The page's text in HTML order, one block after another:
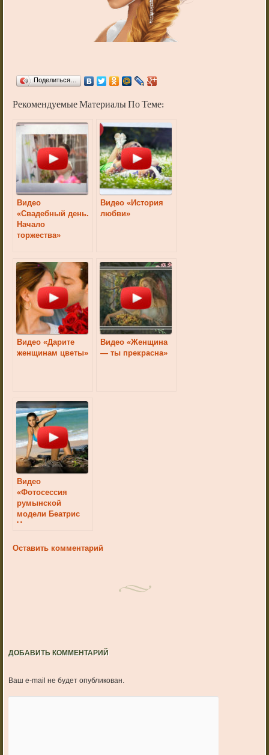
Поделиться…
Рекомендуемые Материалы По Теме:
Видео
«Свадебный день.
Начало
торжества»
Видео «История
любви»
Видео «Дарите
женщинам цветы»
Видео «Женщина
— ты прекрасна»
Видео
«Фотосессия
румынской
модели Беатрис
Чириты»
Оставить комментарий
ДОБАВИТЬ КОММЕНТАРИЙ
Ваш e-mail не будет опубликован.